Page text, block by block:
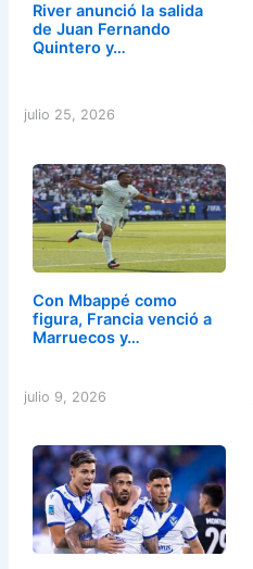
River anunció la salida
de Juan Fernando
Quintero y…
julio 25, 2026
Con Mbappé como
figura, Francia venció a
Marruecos y…
julio 9, 2026